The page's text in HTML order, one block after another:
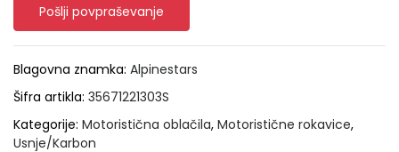
Pošlji povpraševanje
Blagovna znamka: Alpinestars
Šifra artikla: 35671221303S
Kategorije: Motoristična oblačila, Motoristične rokavice,
Usnje/Karbon